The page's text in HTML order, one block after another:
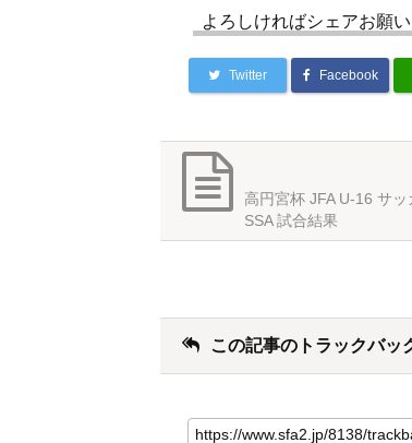
よろしければシェアお願
Twitter Facebook
高円宮杯 JFA U-16 サ
SSA 試合結果
この記事のトラックバッ